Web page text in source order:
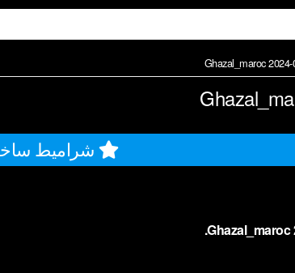
Ghazal_maroc
شراميط